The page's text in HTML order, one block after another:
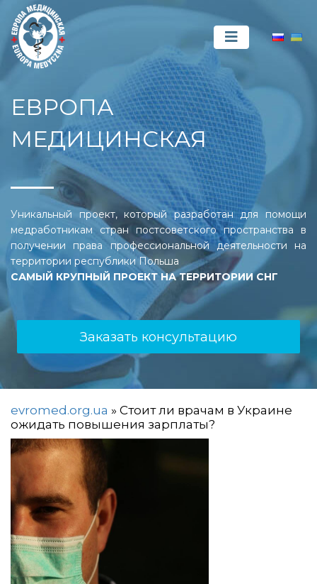
ЕВРОПА
МЕДИЦИНСКАЯ
Уникальный проект, который разработан для помощи
медработникам стран постсоветского пространства в
получении права профессиональной деятельности на
территории республики Польша
САМЫЙ КРУПНЫЙ ПРОЕКТ НА ТЕРРИТОРИИ СНГ
Заказать консультацию
evromed.org.ua » Стоит ли врачам в Украине
ожидать повышения зарплаты?